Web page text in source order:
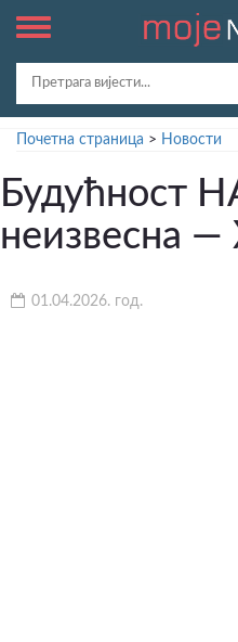
Почетна страница > Новости
Будућност
неизвесна —
01.04.2026. год.